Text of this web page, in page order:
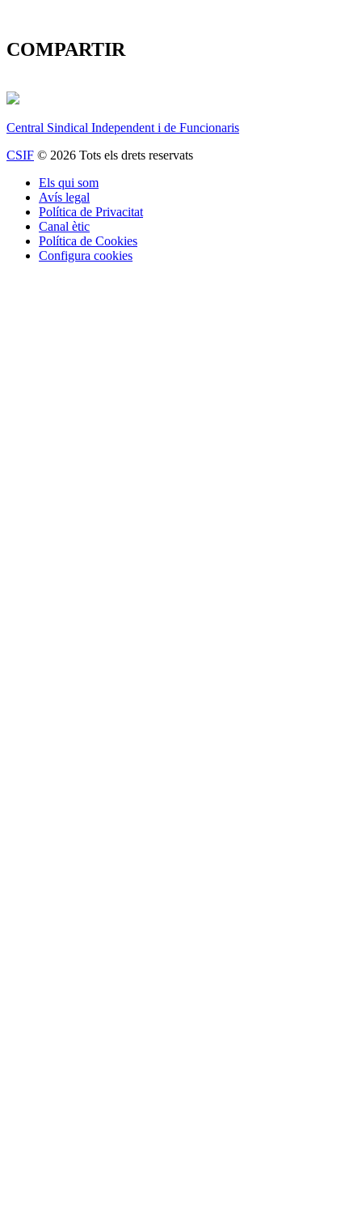
COMPARTIR
Central Sindical Independent i de Funcionaris
CSIF © 2026 Tots els drets reservats
Els qui som
Avís legal
Política de Privacitat
Canal ètic
Política de Cookies
Configura cookies